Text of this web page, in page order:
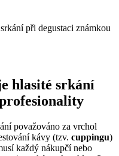
při degustaci známkou
hlasité srkání
považováno za vrchol
kávy (tzv. cuppingu)
každý nákupčí nebo